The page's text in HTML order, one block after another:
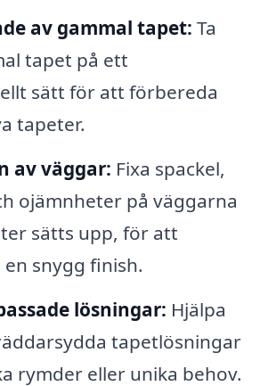
av gammal tapet: Ta
tapet på ett
sätt för att förbereda
tapeter.
av väggar: Fixa spackel,
ojämnheter på väggarna
sätts upp, för att
snygg finish.
lösningar: Hjälpa
tapetlösningar
rymder eller unika behov.